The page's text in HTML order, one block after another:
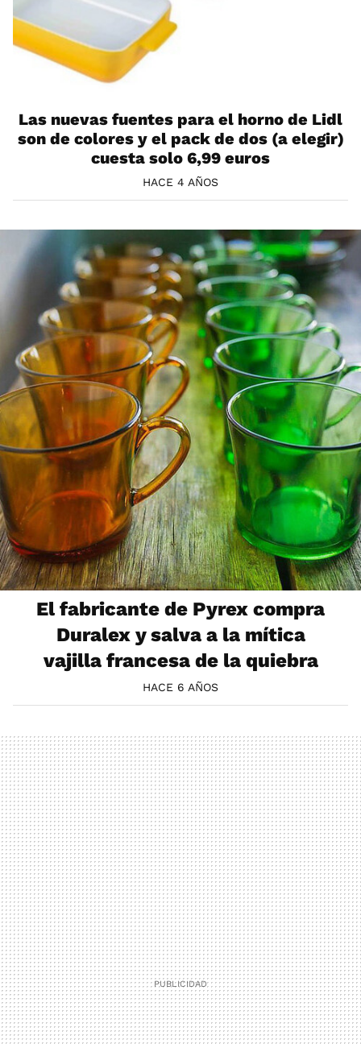
Las nuevas fuentes para el horno de Lidl
son de colores y el pack de dos (a elegir)
cuesta solo 6,99 euros
HACE 4 AÑOS
El fabricante de Pyrex compra
Duralex y salva a la mítica
vajilla francesa de la quiebra
HACE 6 AÑOS